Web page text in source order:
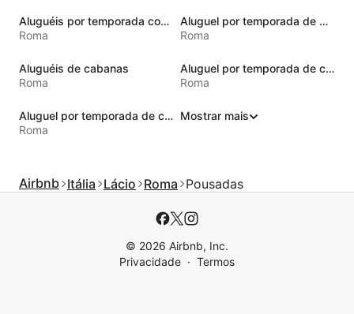
Aluguéis por temporada com banheira de hidromassagem
Roma
Aluguel por temporada de microcasas
Roma
Aluguéis de cabanas
Roma
Aluguel por temporada de castelos
Roma
Aluguel por temporada de casas de hóspedes
Roma
Mostrar mais
Airbnb Itália Lácio Roma Pousadas
© 2026 Airbnb, Inc.
Privacidade
Termos